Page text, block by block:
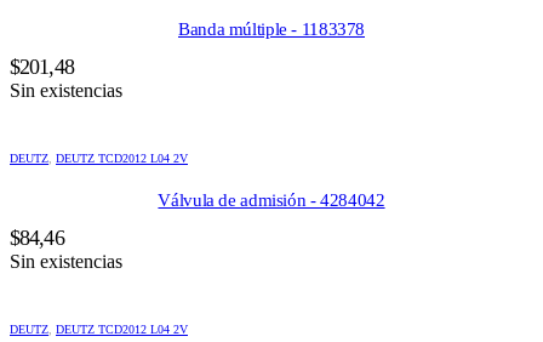
Banda múltiple - 1183378
$201,48
Sin existencias
DEUTZ DEUTZ TCD2012 L04 2V
Válvula de admisión - 4284042
$84,46
Sin existencias
DEUTZ DEUTZ TCD2012 L04 2V